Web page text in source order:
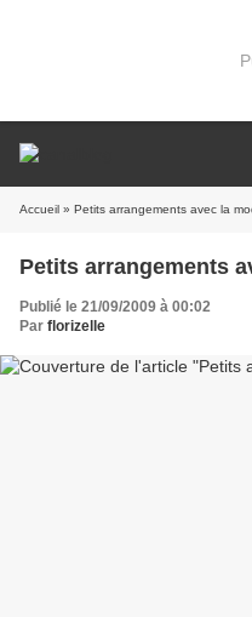
Accueil » Petits arrangements avec la
Petits arrangements
Publié le 21/09/2009 à 00:02
Par florizelle